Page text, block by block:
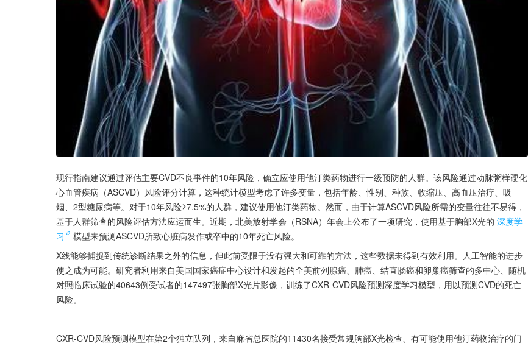
现行指南建议通过评估主要CVD不良事件的10年风险，确立应使用他汀类药物进行一级预防的人群。该风险通过动脉粥样硬化
心血管疾病（ASCVD）风险评分计算，这种统计模型考虑了许多变量，包括年龄、性别、种族、收缩压、高血压治疗、吸
烟、2型糖尿病等。对于10年风险≥7.5%的人群，建议使用他汀类药物。然而，由于计算ASCVD风险所需的变量往往不易得，
基于人群筛查的风险评估方法应运而生。近期，北美放射学会（RSNA）年会上公布了一项研究，使用基于胸部X光的 深度学
习
模型来预测ASCVD所致心脏病发作或卒中的10年死亡风险。
X线能够捕捉到传统诊断结果之外的信息，但此前受限于没有强大和可靠的方法，这些数据未得到有效利用。人工智能的进步
使之成为可能。研究者利用来自美国国家癌症中心设计和发起的全美前列腺癌、肺癌、结直肠癌和卵巢癌筛查的多中心、随机
对照临床试验的40643例受试者的147497张胸部X光片影像，训练了CXR-CVD风险预测深度学习模型，用以预测CVD的死亡
风险。
CXR-CVD风险预测模型在第2个独立队列，来自麻省总医院的11430名接受常规胸部X光检查、有可能使用他汀药物治疗的门